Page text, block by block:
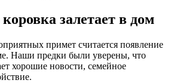
залетает в дом
примет считается появление
Наши предки были уверены, что
хорошие новости, семейное